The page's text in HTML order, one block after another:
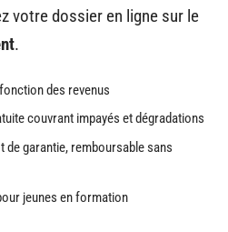
votre dossier en ligne sur le
.
des revenus
couvrant impayés et dégradations
de garantie, remboursable sans
jeunes en formation